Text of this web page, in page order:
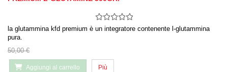
la glutammina kfd premium è un integratore contenente l-glutammina
pura.
50,00 €
Aggiungi al carrello Più